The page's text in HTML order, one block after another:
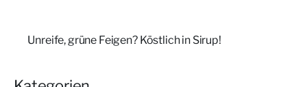
Unreife, grüne Feigen? Köstlich in Sirup!